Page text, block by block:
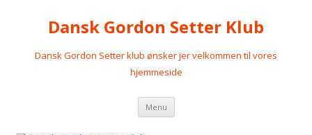
Dansk Gordon Setter Klub
Dansk Gordon Setter klub ønsker jer velkommen til vores
hjemmeside
Menu Videre
indhold